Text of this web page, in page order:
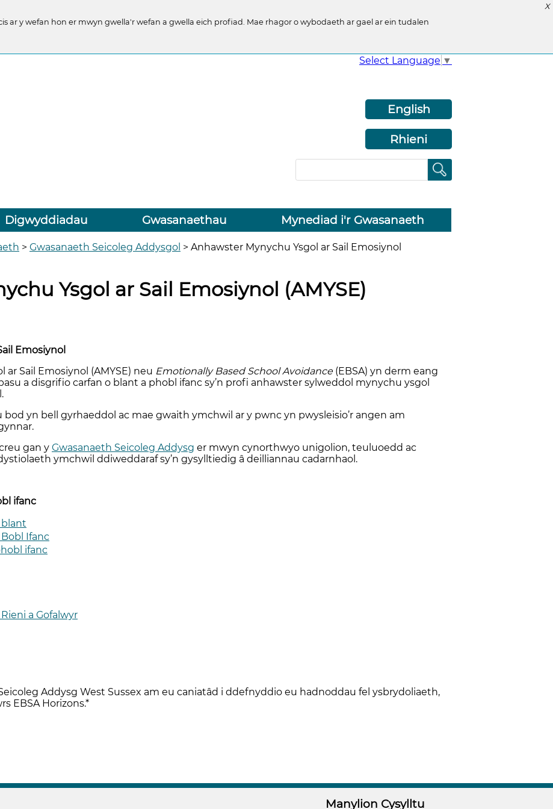
X
ar y wefan hon er mwyn gwella'r wefan a gwella eich profiad. Mae rhagor o wybodaeth ar gael ar ein tudalen
Select Language ▼
English
Rhieni
Digwyddiadau Gwasanaethau Mynediad i'r Gwasanaeth
> Gwasanaeth Seicoleg Addysgol > Anhawster Mynychu Ysgol ar Sail Emosiynol
Ysgol ar Sail Emosiynol (AMYSE)
Emosiynol
Sail Emosiynol (AMYSE) neu Emotionally Based School Avoidance(EBSA) yn derm eang
a disgrifio carfan o blant a phobl ifanc sy’n profi anhawster sylweddol mynychu ysgol
bod yn bell gyrhaeddol ac mae gwaith ymchwil ar y pwnc yn pwysleisio’r angen am
gan y Gwasanaeth Seicoleg Addysg er mwyn cynorthwyo unigolion, teuluoedd ac
ymchwil ddiweddaraf sy’n gysylltiedig â deilliannau cadarnhaol.
ifanc
Ifanc
ifanc
a Gofalwyr
Addysg West Sussex am eu caniatâd i ddefnyddio eu hadnoddau fel ysbrydoliaeth,
EBSA Horizons.*
Manylion Cysylltu